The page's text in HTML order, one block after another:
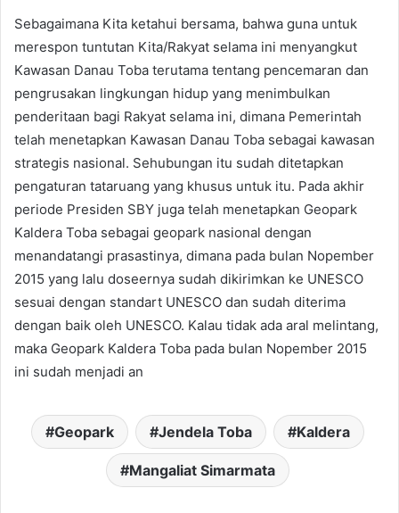
Sebagaimana Kita ketahui bersama, bahwa guna untuk
merespon tuntutan Kita/Rakyat selama ini menyangkut
Kawasan Danau Toba terutama tentang pencemaran dan
pengrusakan lingkungan hidup yang menimbulkan
penderitaan bagi Rakyat selama ini, dimana Pemerintah
telah menetapkan Kawasan Danau Toba sebagai kawasan
strategis nasional. Sehubungan itu sudah ditetapkan
pengaturan tataruang yang khusus untuk itu. Pada akhir
periode Presiden SBY juga telah menetapkan Geopark
Kaldera Toba sebagai geopark nasional dengan
menandatangi prasastinya, dimana pada bulan Nopember
2015 yang lalu doseernya sudah dikirimkan ke UNESCO
sesuai dengan standart UNESCO dan sudah diterima
dengan baik oleh UNESCO. Kalau tidak ada aral melintang,
maka Geopark Kaldera Toba pada bulan Nopember 2015
ini sudah menjadi an
Geopark Jendela Toba Kaldera
Mangaliat Simarmata